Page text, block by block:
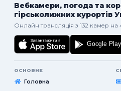
Вебкамери, погода та
гірськолижних курортів
Онлайн трансляція з 132 камер на
ОСНОВНЕ
Головна